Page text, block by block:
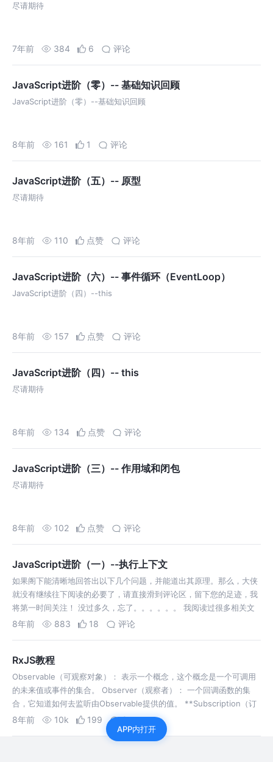
尽请期待
7年前 384 6 评论
JavaScript进阶（零）-- 基础知识回顾
JavaScript进阶（零）--基础知识回顾
8年前 161 1 评论
JavaScript进阶（五）-- 原型
尽请期待
8年前 110 点赞 评论
JavaScript进阶（六）-- 事件循环（EventLoop）
JavaScript进阶（四）--this
8年前 157 点赞 评论
JavaScript进阶（四）-- this
尽请期待
8年前 134 点赞 评论
JavaScript进阶（三）-- 作用域和闭包
尽请期待
8年前 102 点赞 评论
JavaScript进阶（一）--执行上下文
如果阁下能清晰地回答出以下几个问题，并能道出其原理。那么，大侠
就没有继续往下阅读的必要了，请直接滑到评论区，留下您的足迹，我
将第一时间关注！ 没过多久，忘了。。。。。。 我阅读过很多相关文
章，有些文章写得很精辟，读完感觉功力大增，接下来的几天，我就把
8年前 883 18 评论
RxJS教程
Observable（可观察对象）： 表示一个概念，这个概念是一个可调用
的未来值或事件的集合。 Observer（观察者）： 一个回调函数的集
合，它知道如何去监听由Observable提供的值。 **Subscription（订
阅）：**表示Observable的执行，它主要用…
8年前 10k 199 8
APP内打开